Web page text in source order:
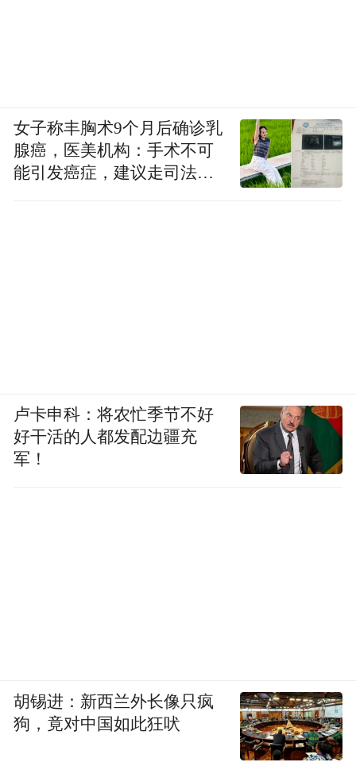
女子称丰胸术9个月后确诊乳
腺癌，医美机构：手术不可
能引发癌症，建议走司法途
卢卡申科：将农忙季节不好
好干活的人都发配边疆充
军！
胡锡进：新西兰外长像只疯
狗，竟对中国如此狂吠